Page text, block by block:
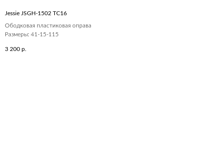
Jessie JSGH-1502 ТС16
Ободковая пластиковая оправа
Размеры: 41-15-115
3 200 р.